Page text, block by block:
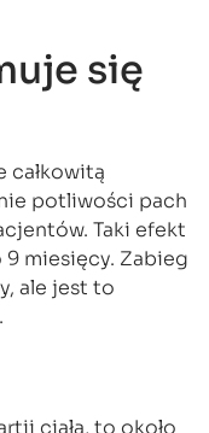
się
potliwości pach
Taki efekt
miesięcy. Zabieg
ale jest to
ciała, to około